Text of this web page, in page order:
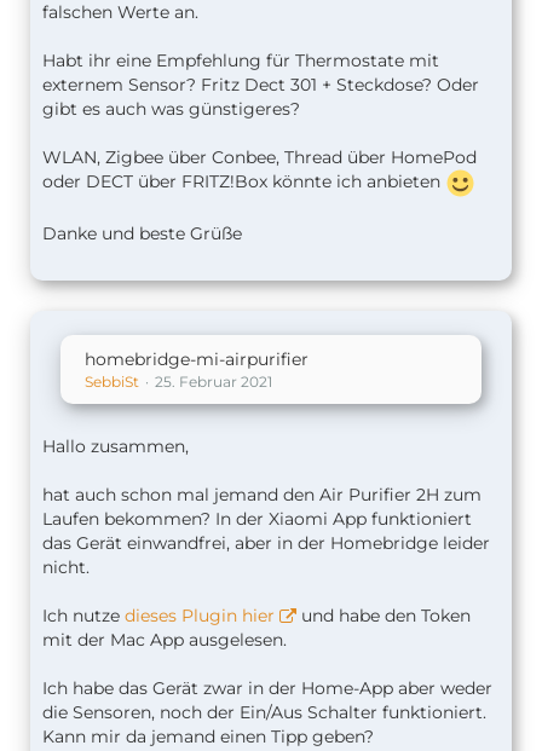
falschen Werte an.
Habt ihr eine Empfehlung für Thermostate mit
externem Sensor? Fritz Dect 301 + Steckdose? Oder
gibt es auch was günstigeres?
WLAN, Zigbee über Conbee, Thread über HomePod
oder DECT über FRITZ!Box könnte ich anbieten
Danke und beste Grüße
homebridge-mi-airpurifier
SebbiSt 25. Februar 2021
Hallo zusammen,
hat auch schon mal jemand den Air Purifier 2H zum
Laufen bekommen? In der Xiaomi App funktioniert
das Gerät einwandfrei, aber in der Homebridge leider
nicht.
Ich nutze dieses Plugin hier
und habe den Token
mit der Mac App ausgelesen.
Ich habe das Gerät zwar in der Home-App aber weder
die Sensoren, noch der Ein/Aus Schalter funktioniert.
Kann mir da jemand einen Tipp geben?